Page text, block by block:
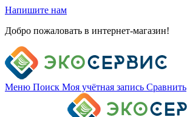
Напишите нам
Добро пожаловать в интернет-магазин!
Меню Поиск Моя учётная запись Сравнить